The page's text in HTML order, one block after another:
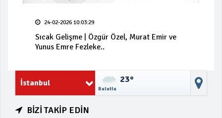
24-02-2026 10:03:29
Sıcak Gelişme | Özgür Özel, Murat Emir ve
Yunus Emre Fezleke..
İstanbul 23°
Bulutlu
BİZİ TAKİP EDİN